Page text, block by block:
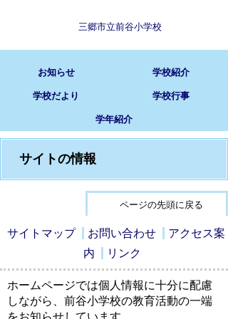
三郷市立前谷小学校
お知らせ 学校紹介
学校だより 学校行事
学年紹介
サイトの情報
ページの先頭に戻る
サイトマップ お問い合わせ
アクセス案
内
リンク
ホームページでは個人情報に十分に配慮
しながら、前谷小学校の教育活動の一端
をお知らせしています。